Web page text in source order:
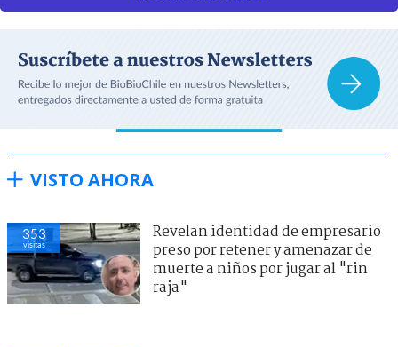
VISTO AHORA
353
visitas
Revelan identidad de empresario
preso por retener y amenazar de
muerte a niños por jugar al "rin
raja"